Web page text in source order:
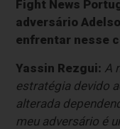
Fight News
adversário
enfrentar nesse
Yassin Rezgui: A
estratégia devido
alterada
meu adversário é